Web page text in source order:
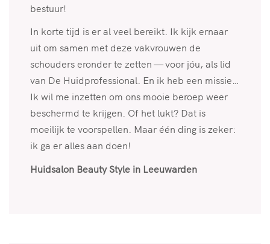
bestuur!
In korte tijd is er al veel bereikt. Ik kijk ernaar
uit om samen met deze vakvrouwen de
schouders eronder te zetten — voor jóu, als lid
van De Huidprofessional. En ik heb een missie…
Ik wil me inzetten om ons mooie beroep weer
beschermd te krijgen. Of het lukt? Dat is
moeilijk te voorspellen. Maar één ding is zeker:
ik ga er alles aan doen!
Huidsalon Beauty Style in Leeuwarden